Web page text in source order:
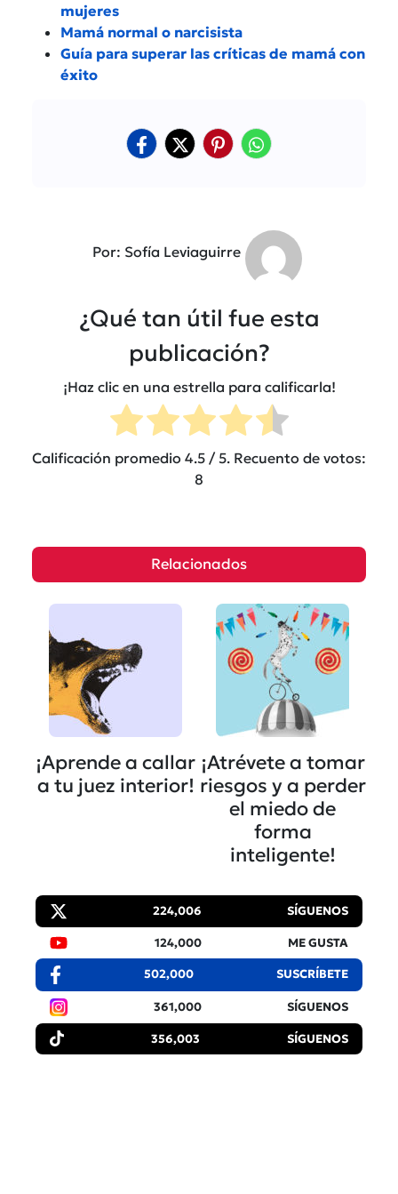
mujeres
Mamá normal o narcisista
Guía para superar las críticas de mamá con
éxito
Por: Sofía Leviaguirre
¿Qué tan útil fue esta
publicación?
¡Haz clic en una estrella para calificarla!
Calificación promedio 4.5 / 5. Recuento de votos:
8
Relacionados
¡Aprende a callar
a tu juez interior!
¡Atrévete a tomar
riesgos y a perder
el miedo de
forma
inteligente!
224,006 SÍGUENOS
124,000 ME GUSTA
502,000 SUSCRÍBETE
361,000 SÍGUENOS
356,003 SÍGUENOS